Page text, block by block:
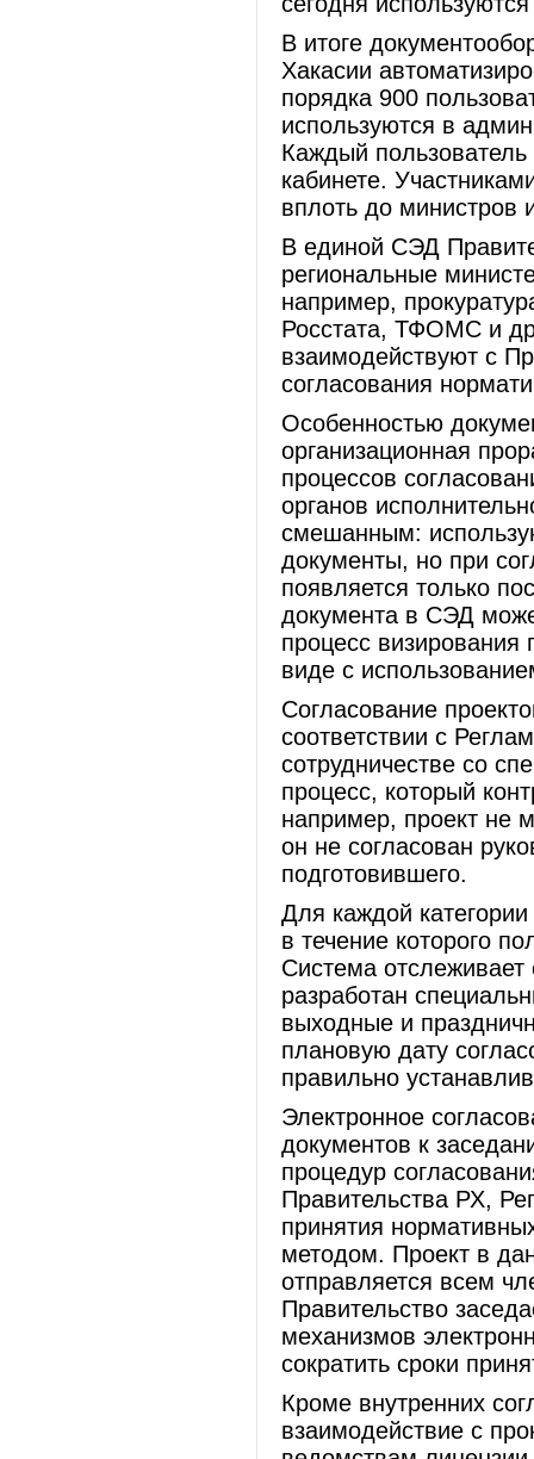
В итоге
Хакасии
порядка 900
используются в
Каждый
кабинете.
вплоть до министров
В единой СЭД
региональные
например,
Росстата, ТФОМС и
взаимодействуют с
согласования
Особенностью
организационная
процессов
органов
смешанным:
документы, но при
появляется только
документа в СЭД
процесс визирования
виде с
Согласование
соответствии с
сотрудничестве со
процесс, который
например, проект не
он не согласован
подготовившего.
Для каждой
в течение которого
Система
разработан
выходные и
плановую дату
правильно
Электронное
документов к
процедур
Правительства РХ,
принятия
методом. Проект в
отправляется всем
Правительство
механизмов
сократить сроки
Кроме внутренних
взаимодействие с